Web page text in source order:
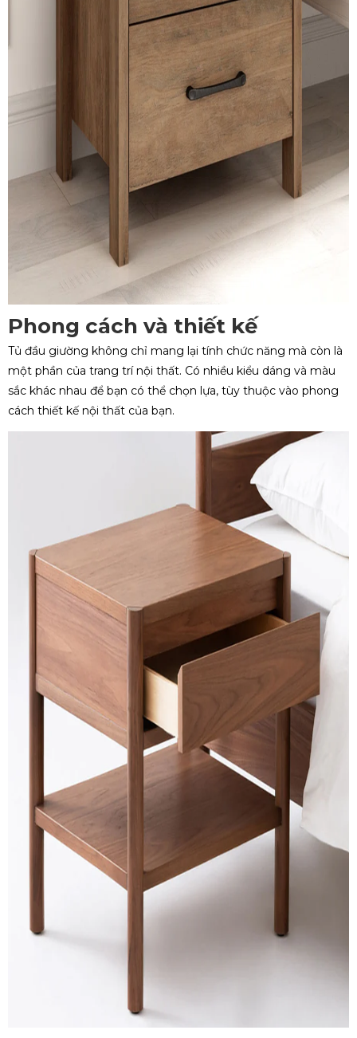
Phong cách và thiết kế
Tủ đầu giường không chỉ mang lại tính chức năng mà còn là
một phần của trang trí nội thất. Có nhiều kiểu dáng và màu
sắc khác nhau để bạn có thể chọn lựa, tùy thuộc vào phong
cách thiết kế nội thất của bạn.